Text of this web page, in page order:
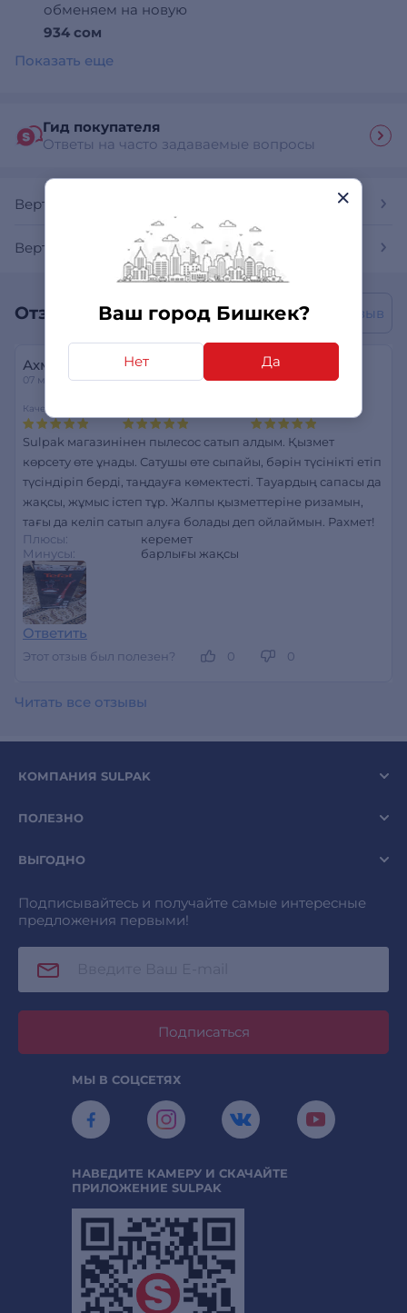
Ваш город Бишкек?
Нет Да
обменяем на новую
934 сом
Показать еще
Гид покупателя
Ответы на часто задаваемые вопросы
Вертикальные и ручные пылесосы
Вертикальные и ручные пылесосы Tefal
Отзывы покупателей Написать отзыв
Ахметхан
07 марта 2026
Качество уборки
Sulpak магазинінен пылесос сатып алдым. Қызмет
көрсету өте ұнады. Сатушы өте сыпайы, бәрін түсінікті етіп
түсіндіріп берді, таңдауға көмектесті. Тауардың сапасы да
жақсы, жұмыс істеп тұр. Жалпы қызметтеріне ризамын,
тағы да келіп сатып алуға болады деп ойлаймын. Рахмет!
Плюсы:
керемет
Минусы:
барлығы жақсы
Ответить
Этот отзыв был полезен? 0 0
Читать все отзывы
КОМПАНИЯ SULPAK
ПОЛЕЗНО
ВЫГОДНО
Подписывайтесь и получайте самые интересные
предложения первыми!
Подписаться
МЫ В СОЦСЕТЯХ
НАВЕДИТЕ КАМЕРУ И СКАЧАЙТЕ
ПРИЛОЖЕНИЕ SULPAK